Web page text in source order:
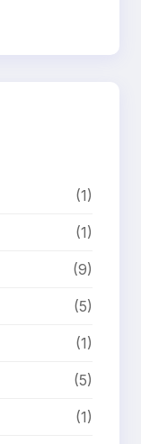
(1)
(1)
(9)
(5)
(1)
(5)
(1)